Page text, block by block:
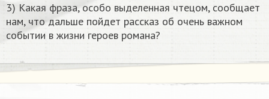
3) Какая фраза, особо выделенная чтецом, сообщает
нам, что дальше пойдет рассказ об очень важном
событии в жизни героев романа?